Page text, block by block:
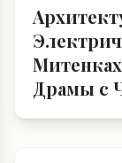
Драмы с